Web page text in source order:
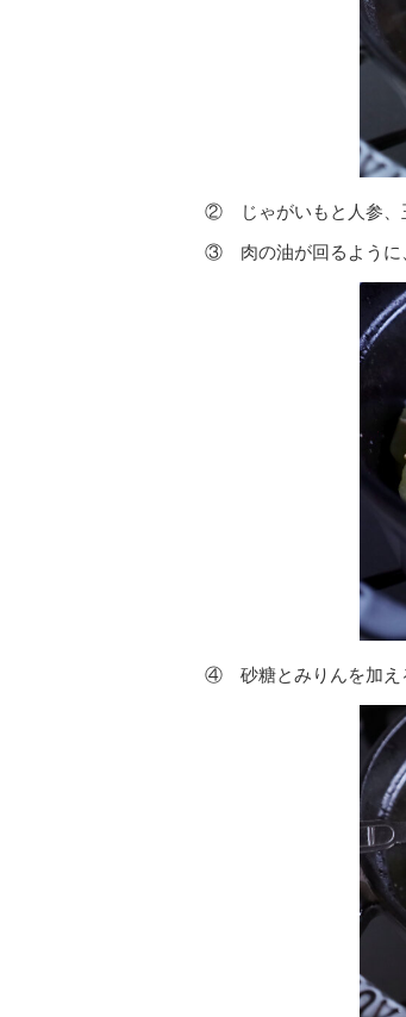
② じゃがいもと人参、
③ 肉の油が回るように
④ 砂糖とみりんを加え